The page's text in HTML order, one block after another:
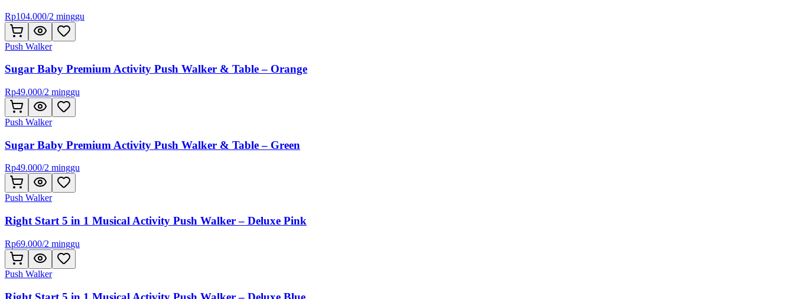
Rp104.000/2 minggu
Push Walker
Sugar Baby Premium Activity Push Walker & Table – Orange
Rp49.000/2 minggu
Push Walker
Sugar Baby Premium Activity Push Walker & Table – Green
Rp49.000/2 minggu
Push Walker
Right Start 5 in 1 Musical Activity Push Walker – Deluxe Pink
Rp69.000/2 minggu
Push Walker